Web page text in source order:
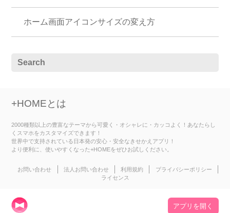
ホーム画面アイコンサイズの変え方
+HOMEとは
2000種類以上の豊富なテーマから可愛く・オシャレに・カッコよく！あなたらし
くスマホをカスタマイズできます！
世界中で支持されている日本発の安心・安全なきせかえアプリ！
より便利に、使いやすくなった+HOMEをぜひお試しください。
お問い合わせ 法人お問い合わせ 利用規約
プライバシーポリシー
ライセンス
アプリを開く